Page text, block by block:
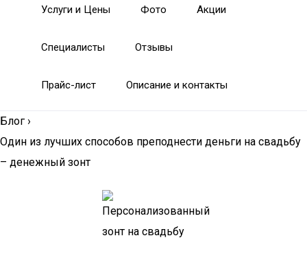
Услуги и Цены Фото Акции
Специалисты Отзывы
Прайс-лист Описание и контакты
Блог ›
Один из лучших способов преподнести деньги на свадьбу
– денежный зонт